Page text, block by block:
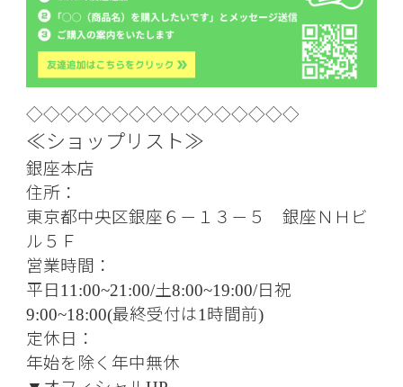
◇◇◇◇◇◇◇◇◇◇◇◇◇◇◇◇
≪ショップリスト≫
銀座本店
住所：
東京都中央区銀座６－１３－５ 銀座ＮＨビ
ル５Ｆ
営業時間：
平日11:00~21:00/土8:00~19:00/日祝
9:00~18:00(最終受付は1 時間前)
定休日：
年始を除く年中無休